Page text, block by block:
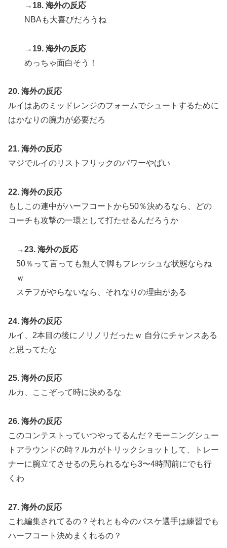
→ 18. 海外の反応
NBAも大喜びだろうね
→ 19. 海外の反応
めっちゃ面白そう！
20. 海外の反応
ルイはあのミッドレンジのフォームでシュートするために
はかなりの腕力が必要だろ
21. 海外の反応
マジでルイのリストフリックのパワーやばい
22. 海外の反応
もしこの連中がハーフコートから50％決めるなら、どの
コーチも攻撃の一環として打たせるんだろうか
→23. 海外の反応
50％って言っても無人で脚もフレッシュな状態ならね
ｗ
ステフがやらないなら、それなりの理由がある
24. 海外の反応
ルイ、2本目の後にノリノリだったｗ 自分にチャンスある
と思ってたな
25. 海外の反応
ルカ、ここぞって時に決めるな
26. 海外の反応
このコンテストっていつやってるんだ？モーニングシュー
トアラウンドの時？ルカがトリックショットして、トレー
ナーに腕立てさせるの見られるなら3〜4時間前にでも行
くわ
27. 海外の反応
これ編集されてるの？それとも今のバスケ選手は練習でも
ハーフコート決めまくれるの？